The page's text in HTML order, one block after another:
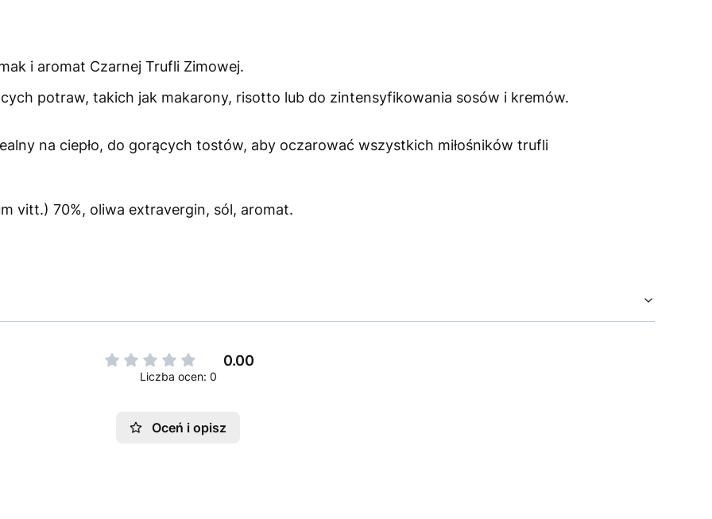
i aromat Czarnej Trufli Zimowej.
potraw, takich jak makarony, risotto lub do zintensyfikowania sosów i kremów.
na ciepło, do gorących tostów, aby oczarować wszystkich miłośników trufli
vitt.) 70%, oliwa extravergin, sól, aromat.
0.00
Liczba ocen: 0
Oceń i opisz